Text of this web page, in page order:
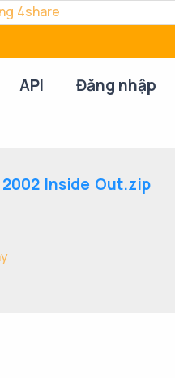
4share
API Đăng nhập
Inside Out.zip